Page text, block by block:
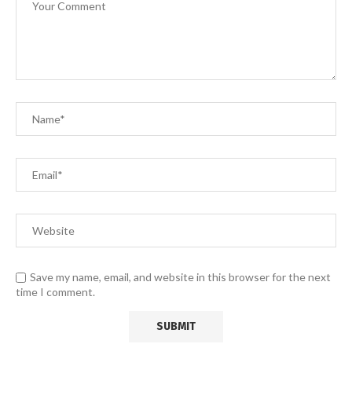
Save my name, email, and website in this browser for the next
time I comment.